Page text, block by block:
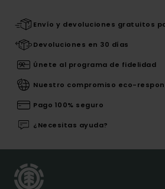
Envío y devoluciones gratuitos
Devoluciones en 30 días
Únete al programa de fidelidad
Nuestro compromiso eco-
Pago 100% seguro
¿Necesitas ayuda?